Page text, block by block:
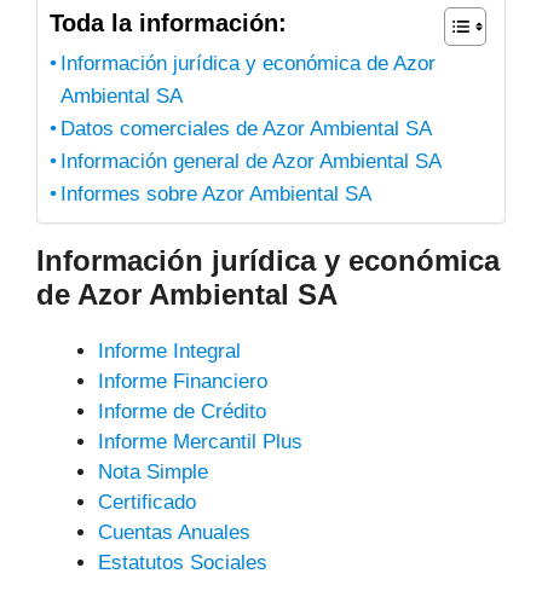
Toda la información:
Información jurídica y económica de Azor
Ambiental SA
Datos comerciales de Azor Ambiental SA
Información general de Azor Ambiental SA
Informes sobre Azor Ambiental SA
Información jurídica y económica
de Azor Ambiental SA
Informe Integral
Informe Financiero
Informe de Crédito
Informe Mercantil Plus
Nota Simple
Certificado
Cuentas Anuales
Estatutos Sociales